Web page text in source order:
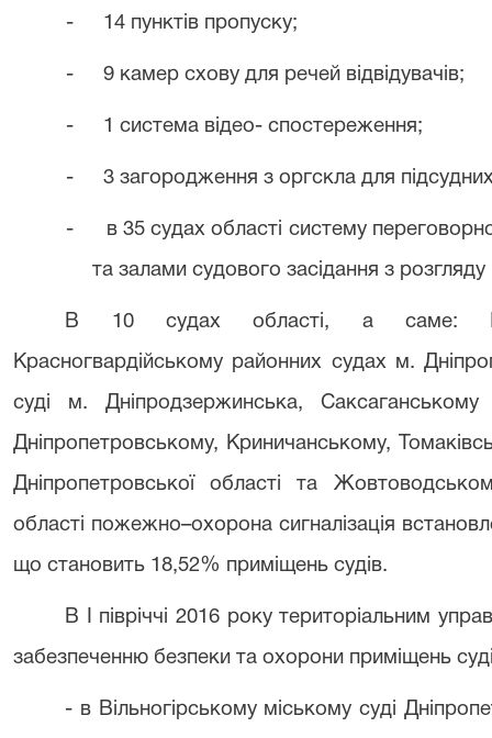
- 14 пунктів пропуску;
- 9 камер схову для речей відвідувачів;
- 1 система відео- спостереження;
- 3 загородження з оргскла для
- в 35судах області систему
та залами судового засідання з
В 10 судах області, а саме:
Красногвардійському районних судах м.
суді м. Дніпродзержинська,
Дніпропетровському, Криничанському,
Дніпропетровської області та
області пожежно–охорона сигналізація
що становить 18,52% приміщень судів.
В І півріччі 2016 року територіальним
забезпеченню безпеки та охорони приміщень
- в Вільногірському міському суді